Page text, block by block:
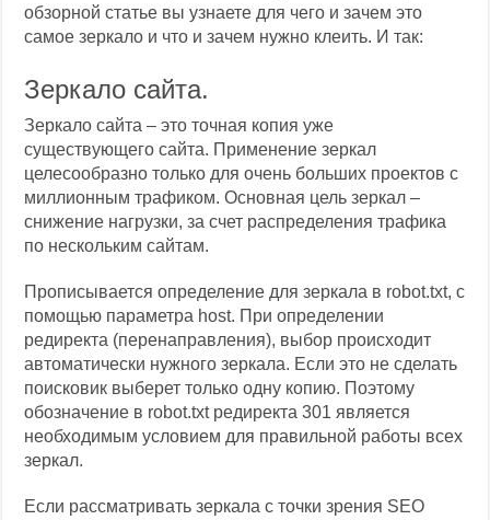
обзорной статье вы узнаете для чего и зачем это
самое зеркало и что и зачем нужно клеить. И так:
Зеркало сайта.
Зеркало сайта – это точная копия уже
существующего сайта. Применение зеркал
целесообразно только для очень больших проектов с
миллионным трафиком. Основная цель зеркал –
снижение нагрузки, за счет распределения трафика
по нескольким сайтам.
Прописывается определение для зеркала в robot.txt, с
помощью параметра host. При определении
редиректа (перенаправления), выбор происходит
автоматически нужного зеркала. Если это не сделать
поисковик выберет только одну копию. Поэтому
обозначение в robot.txt редиректа 301 является
необходимым условием для правильной работы всех
зеркал.
Если рассматривать зеркала с точки зрения SEO